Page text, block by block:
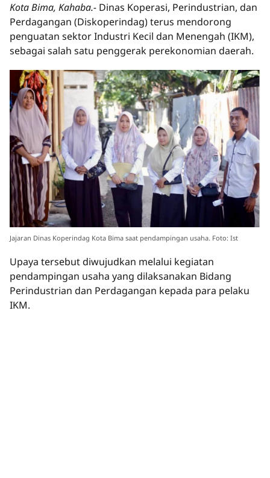
Kota Bima, Kahaba.- Dinas Koperasi, Perindustrian, dan
Perdagangan (Diskoperindag) terus mendorong
penguatan sektor Industri Kecil dan Menengah (IKM),
sebagai salah satu penggerak perekonomian daerah.
Jajaran Dinas Koperindag Kota Bima saat pendampingan usaha. Foto: Ist
Upaya tersebut diwujudkan melalui kegiatan
pendampingan usaha yang dilaksanakan Bidang
Perindustrian dan Perdagangan kepada para pelaku
IKM.